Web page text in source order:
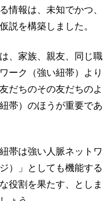
情報は、未知でかつ、
説を構築しました。
、家族、親友、同じ職
ーク（強い紐帯）より
だちのその友だちのよ
帯）のほうが重要であ
帯は強い人脈ネットワ
）」としても機能する
役割を果たす、としま